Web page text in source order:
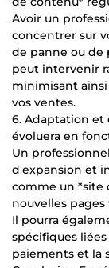
Avoir un
concentrer sur
de panne ou
peut intervenir
minimisant
vos ventes.
6. Adaptation et
évoluera en
Un
d'expansion et
comme un *site
nouvelles
Il pourra
spécifiques
paiements et la